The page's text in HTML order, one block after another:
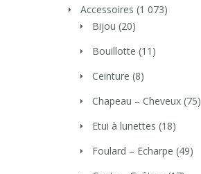
Accessoires (1 073)
Bijou (20)
Bouillotte (11)
Ceinture (8)
Chapeau – Cheveux (75)
Etui à lunettes (18)
Foulard – Echarpe (49)